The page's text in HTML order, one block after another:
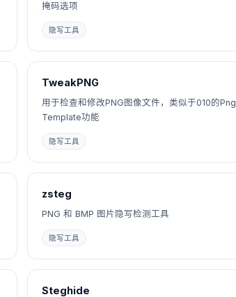
掩码选项
隐写工具
TweakPNG
用于检查和修改PNG图像文件，类似于010的Png
Template功能
隐写工具
zsteg
PNG 和 BMP 图片隐写检测工具
隐写工具
Steghide